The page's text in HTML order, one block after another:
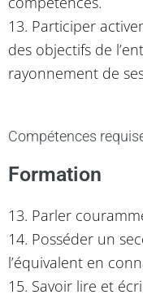
13. Participer
des objectifs de
rayonnement de
Compétences
Formation
13. Parler
14. Posséder un
l’équivalent en
15. Savoir lire et